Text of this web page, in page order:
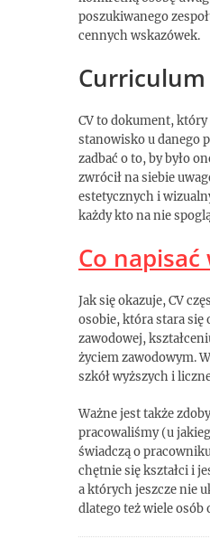
poszukiwanego
cennych wskazówek.
Curriculum
CV to dokument,
stanowisko u danego
zadbać o to, by było
zwrócił na siebie
estetycznych i
każdy kto na nie
Co napisać
Jak się okazuje, CV
osobie, która stara
zawodowej,
życiem zawodowym.
szkół wyższych i
Ważne jest także
pracowaliśmy (u
świadczą o
chętnie się kształci i
a których jeszcze nie
dlatego też wiele osób